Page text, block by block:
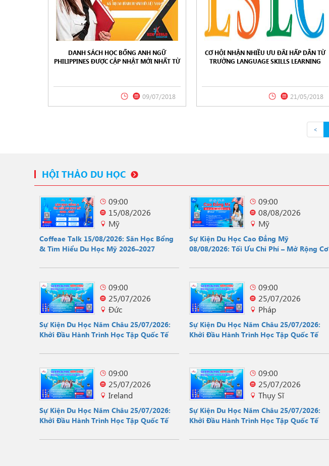
DANH SÁCH HỌC BỔNG ANH NGỮ
PHILIPPINES ĐƯỢC CẬP NHẬT MỚI NHẤT TỪ
09/07/2018
CƠ HỘI NHẬN NHIỀU ƯU ĐÃI HẤP DẪN TỪ
TRƯỜNG LANGUAGE SKILLS LEARNING
21/05/2018
<
HỘI THẢO DU HỌC
09:00
15/08/2026
Mỹ
Coffeae Talk 15/08/2026: Săn Học Bổng
& Tìm Hiểu Du Học Mỹ 2026–2027
09:00
08/08/2026
Mỹ
Sự Kiện Du Học Cao Đẳng Mỹ
08/08/2026: Tối Ưu Chi Phí – Mở Rộng Cơ
09:00
25/07/2026
Đức
Sự Kiện Du Học Năm Châu 25/07/2026:
Khởi Đầu Hành Trình Học Tập Quốc Tế
09:00
25/07/2026
Pháp
Sự Kiện Du Học Năm Châu 25/07/2026:
Khởi Đầu Hành Trình Học Tập Quốc Tế
09:00
25/07/2026
Ireland
Sự Kiện Du Học Năm Châu 25/07/2026:
Khởi Đầu Hành Trình Học Tập Quốc Tế
09:00
25/07/2026
Thụy Sĩ
Sự Kiện Du Học Năm Châu 25/07/2026:
Khởi Đầu Hành Trình Học Tập Quốc Tế